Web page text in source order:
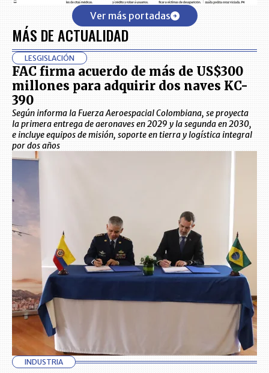
Ver más portadas
MÁS DE ACTUALIDAD
LESGISLACIÓN
FAC firma acuerdo de más de US$300
millones para adquirir dos naves KC-
390
Según informa la Fuerza Aeroespacial Colombiana, se proyecta
la primera entrega de aeronaves en 2029 y la segunda en 2030,
e incluye equipos de misión, soporte en tierra y logística integral
por dos años
INDUSTRIA